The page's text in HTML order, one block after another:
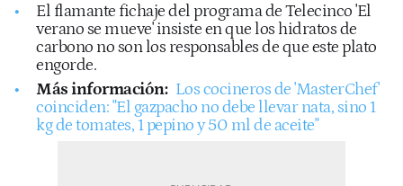
El flamante fichaje del programa de Telecinco 'El
verano se mueve' insiste en que los hidratos de
carbono no son los responsables de que este plato
engorde.
Más información: Los cocineros de 'MasterChef'
coinciden: "El gazpacho no debe llevar nata, sino 1
kg de tomates, 1 pepino y 50 ml de aceite"